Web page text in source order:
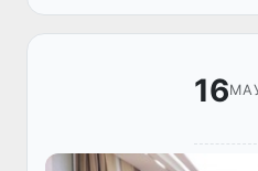
зауытының ашылу
16